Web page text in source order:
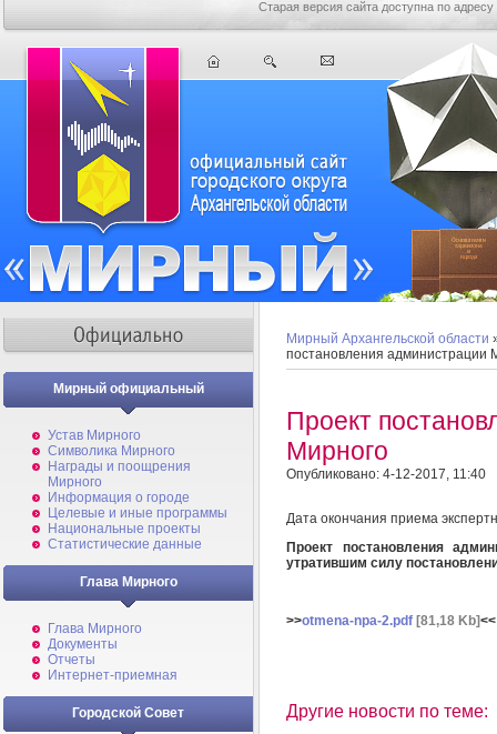
Старая версия сайта доступна по адресу
Мирный официальный
Устав Мирного
Символика Мирного
Награды и поощрения
Мирного
Информация о городе
Целевые и иные программы
Национальные проекты
Статистические данные
Глава Мирного
Глава Мирного
Документы
Отчеты
Интернет-приемная
Городской Совет
Мирный Архангельской области
постановления администрации
Проект
Мирного
Опубликовано: 4-12-2017, 11:40
Дата окончания приема
Проект постановления
утратившим силу
>>otmena-npa-2.pdf [81,18 Kb]<<
Другие новости по теме: